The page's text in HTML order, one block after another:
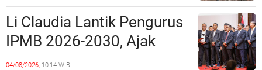
Miliaran Rupiah, Laporan ke
Polda Kepri Jalan di
Tempat?
Li Claudia Lantik Pengurus
IPMB 2026-2030, Ajak
Perkuat Kerukunan dan
04/08/2026, 10:14 WIB